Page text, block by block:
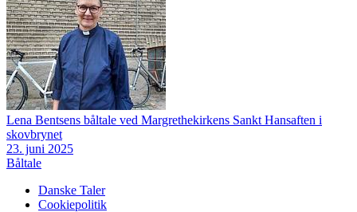
Lena Bentsens båltale ved Margrethekirkens Sankt Hansaften i
skovbrynet
23. juni 2025
Båltale
Danske Taler
Cookiepolitik